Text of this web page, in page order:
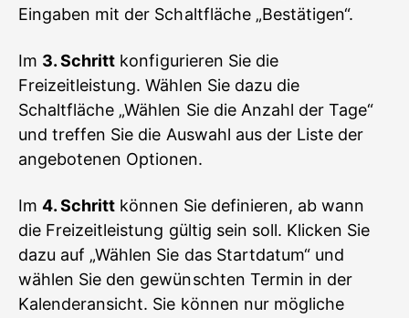
Eingaben mit der Schaltfläche „Bestätigen“.
Im 3. Schritt konfigurieren Sie die
Freizeitleistung. Wählen Sie dazu die
Schaltfläche „Wählen Sie die Anzahl der Tage“
und treffen Sie die Auswahl aus der Liste der
angebotenen Optionen.
Im4. Schritt können Sie definieren, ab wann
die Freizeitleistung gültig sein soll. Klicken Sie
dazu auf „Wählen Sie das Startdatum“ und
wählen Sie den gewünschten Termin in der
Kalenderansicht. Sie können nur mögliche